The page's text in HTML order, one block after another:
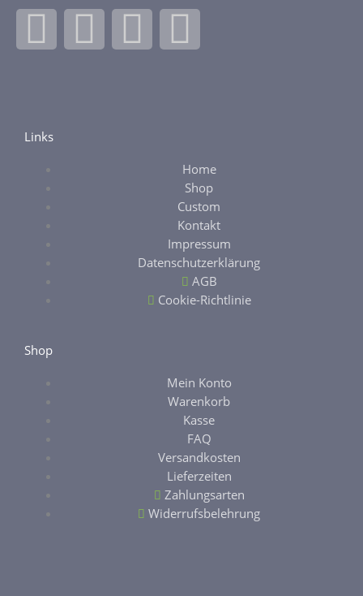
F
e
-
I E E
y
Links
Home
Shop
Custom
Kontakt
Impressum
Datenschutzerklärung
AGB
Cookie-Richtlinie
Shop
Mein Konto
Warenkorb
Kasse
FAQ
Versandkosten
Lieferzeiten
Zahlungsarten
Widerrufsbelehrung